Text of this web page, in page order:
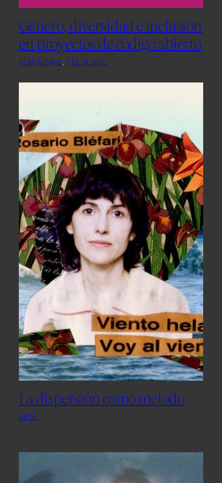
Género, diversidad e inclusión
en proyectos de código abierto
FEMINISMO, TEC & SOC
La dispersión como método
ARTE